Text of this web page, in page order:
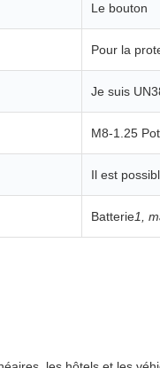
Le bouton
Pour la
Je suis
M8-1.25
Il est
Batterie1,